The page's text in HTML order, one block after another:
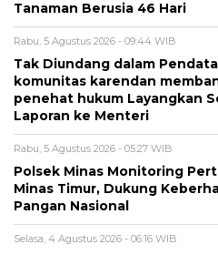
Tanaman Berusia 46 Hari
Rabu, 5 Agustus 2026 - 09:44 WIB
Tak Diundang dalam
komunitas karendan
penehat hukum Layangkan
Laporan ke Menteri
Rabu, 5 Agustus 2026 - 05:27 WIB
Polsek Minas Monitoring
Minas Timur, Dukung
Pangan Nasional
Selasa, 4 Agustus 2026 - 06:16 WIB